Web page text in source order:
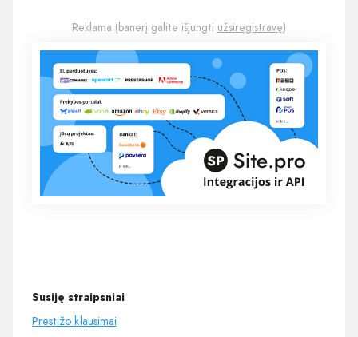
Reklama (banerį galite išjungti užsiregistravę)
Susiję straipsniai
Prestižo klausimai